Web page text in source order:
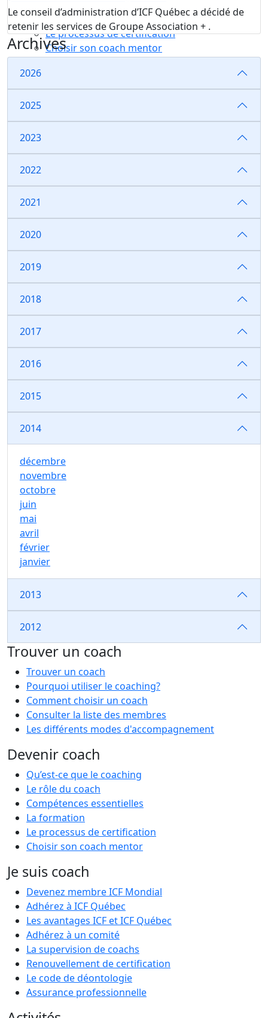
La formation
Le processus de certification
Choisir son coach mentor
Adhérez à ICF Québec
Adhérez à un comité
Congrès
Le conseil d’administration d’ICF Québec a décidé de
retenir les services de Groupe Association + .
Archives
2026
2025
2023
2022
2021
2020
2019
2018
2017
2016
2015
2014
décembre
novembre
octobre
juin
mai
avril
février
janvier
2013
2012
Trouver un coach
Trouver un coach
Pourquoi utiliser le coaching?
Comment choisir un coach
Consulter la liste des membres
Les différents modes d'accompagnement
Devenir coach
Qu’est-ce que le coaching
Le rôle du coach
Compétences essentielles
La formation
Le processus de certification
Choisir son coach mentor
Je suis coach
Devenez membre ICF Mondial
Adhérez à ICF Québec
Les avantages ICF et ICF Québec
Adhérez à un comité
La supervision de coachs
Renouvellement de certification
Le code de déontologie
Assurance professionnelle